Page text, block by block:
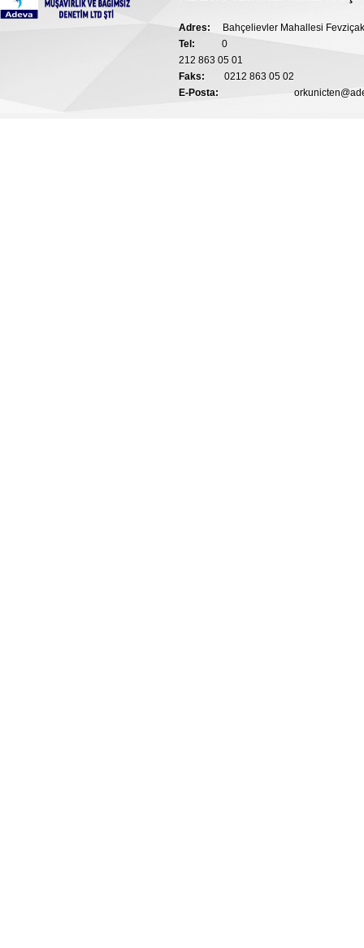
Adres:
Bahçelievler Mahallesi
Tel:
0
212 863 05 01
Faks:
0212 863 05 02
E-Posta: